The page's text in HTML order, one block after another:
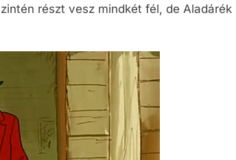
részt vesz mindkét fél, de Aladárék